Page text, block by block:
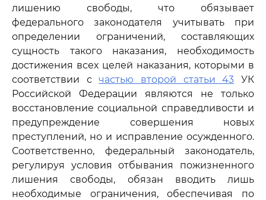
лишению свободы, что обязывает
федерального законодателя учитывать при
определении ограничений, составляющих
сущность такого наказания, необходимость
достижения всех целей наказания, которыми в
соответствии счастью второй статьи 43 УК
Российской Федерации являются не только
восстановление социальной справедливости и
предупреждение совершения новых
преступлений, но и исправление осужденного.
Соответственно, федеральный законодатель,
регулируя условия отбывания пожизненного
лишения свободы, обязан вводить лишь
необходимые ограничения, обеспечивая по